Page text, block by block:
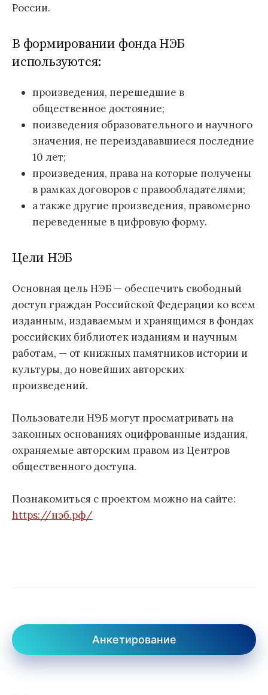
России.
В формировании фонда НЭБ
используются:
произведения, перешедшие в
общественное достояние;
поизведения образовательного и научного
значения, не переиздававшиеся последние
10 лет;
произведения, права на которые получены
в рамках договоров с правообладателями;
а также другие произведения, правомерно
переведенные в цифровую форму.
Цели НЭБ
Основная цель НЭБ — обеспечить свободный
доступ граждан Российской Федерации ко всем
изданным, издаваемым и хранящимся в фондах
российских библиотек изданиям и научным
работам, — от книжных памятников истории и
культуры, до новейших авторских
произведений.
Пользователи НЭБ могут просматривать на
законных основаниях оцифрованные издания,
охраняемые авторским правом из Центров
общественного доступа.
Познакомиться с проектом можно на сайте:
https://нэб.рф/
Анкетирование